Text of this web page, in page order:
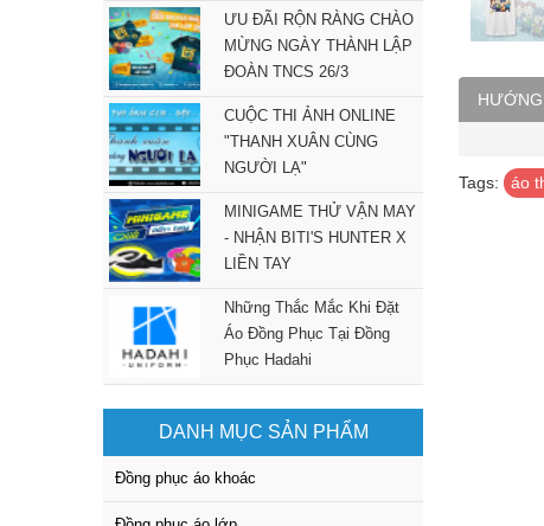
ƯU ĐÃI RỘN RÀNG CHÀO
MỪNG NGÀY THÀNH LẬP
ĐOÀN TNCS 26/3
CUỘC THI ẢNH ONLINE
"THANH XUÂN CÙNG
NGƯỜI LẠ"
MINIGAME THỬ VẬN MAY
- NHẬN BITI'S HUNTER X
LIỀN TAY
Những Thắc Mắc Khi Đặt
Áo Đồng Phục Tại Đồng
Phục Hadahi
DANH MỤC SẢN PHẨM
Đồng phục áo khoác
Tags: áo